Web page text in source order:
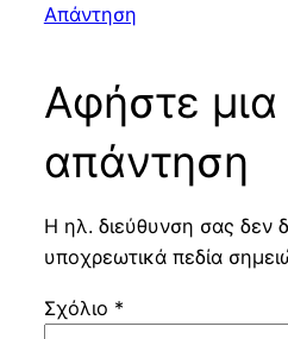
Απάντηση
Αφήστε μια
απάντηση
Η ηλ. διεύθυνση σας δεν
υποχρεωτικά πεδία
Σχόλιο *